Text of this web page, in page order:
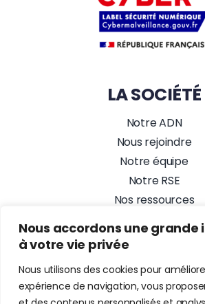
Nous accordons une
à votre vie privée
Nous utilisons des cookies pour
expérience de navigation, vous
LA SOCIÉTÉ
Notre ADN
Nous rejoindre
Notre équipe
Notre RSE
Nos ressources
Alez PC, Agence Web
NOUS